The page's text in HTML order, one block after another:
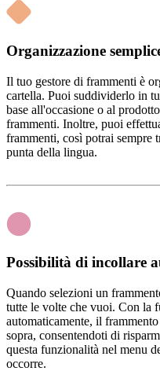
Organizzazione
Il tuo gestore di frammenti è
cartella. Puoi suddividerlo in
base all'occasione o al
frammenti. Inoltre, puoi
frammenti, così potrai sempre
punta della lingua.
Possibilità di incollare
Quando selezioni un
tutte le volte che vuoi. Con la
automaticamente, il
sopra, consentendoti di
questa funzionalità nel menu
occorre.